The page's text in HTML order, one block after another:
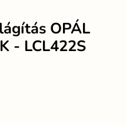
OPÁL
- LCL422S